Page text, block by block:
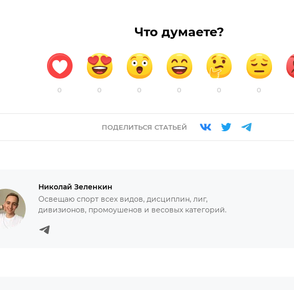
Что думаете?
0 0 0 0 0 0
ПОДЕЛИТЬСЯ СТАТЬЕЙ
Николай Зеленкин
Освещаю спорт всех видов, дисциплин, лиг,
дивизионов, промоушенов и весовых категорий.